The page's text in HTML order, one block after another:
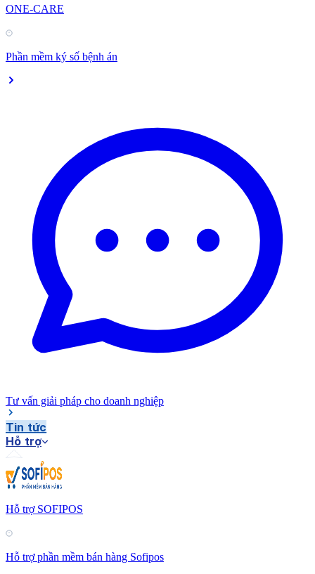
ONE-CARE
Phần mềm ký số bệnh án
Tư vấn giải pháp cho doanh nghiệp
Tin tức
Hỗ trợ
Hỗ trợ SOFIPOS
Hỗ trợ phần mềm bán hàng Sofipos